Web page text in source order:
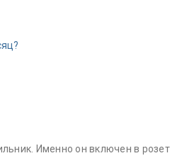
Именно он включен в